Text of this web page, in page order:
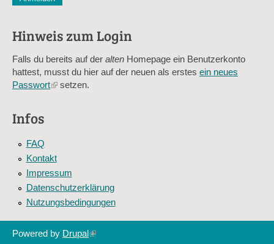
Diese Sicherheitsfrage überprüft, ob Sie ein menschlicher
Sag mir nicht, wie viele Sternlein stehen
Hinweis zum Login
Falls du bereits auf der alten Homepage ein Benutzerkonto
hattest, musst du hier auf der neuen als erstes ein neues
Passwort(linksetzen.
Infos
FAQ
Kontakt
Impressum
Datenschutzerklärung
Nutzungsbedingungen
Powered by Drupal(link